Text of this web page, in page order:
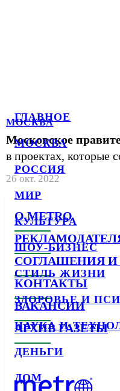
ГЛАВНОЕ
МОСКВА
РОССИЯ
МИР
КУЛЬТУРА
ШОУ-БИЗНЕС
СТИЛЬ ЖИЗНИ
ЗДОРОВЬЕ И
НАУКА И
ДЕНЬГИ
ДОМ
МОСКВА
Московское
в проектах, которые
26 окт. 2022
О METRO
СОГЛАШЕНИЯ И
КОНТАКТЫ
ВАКАНСИИ
АРХИВ ГАЗЕТЫ